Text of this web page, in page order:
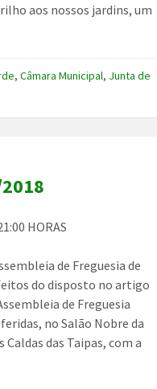
aos nossos jardins, um
,Câmara Municipal, Junta de
HORAS
de Freguesia de
do disposto no artigo
de Freguesia
no Salão Nobre da
das Taipas, com a